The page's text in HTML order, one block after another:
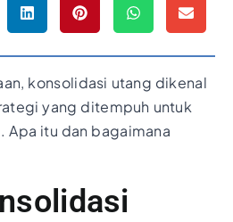
konsolidasi utang dikenal
yang ditempuh untuk
Apa itu dan bagaimana